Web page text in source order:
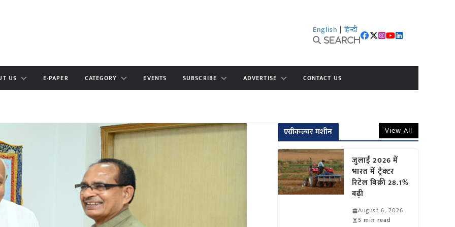
English | हिन्दी
Search
US E-PAPER CATEGORY EVENTS SUBSCRIBE ADVERTISE CONTACT US
एग्रीकल्चर मशीन View All
जुलाई 2026 में
भारत में ट्रैक्टर
रिटेल बिक्री 28.1%
बढ़ी
August 6, 2026
5 min read